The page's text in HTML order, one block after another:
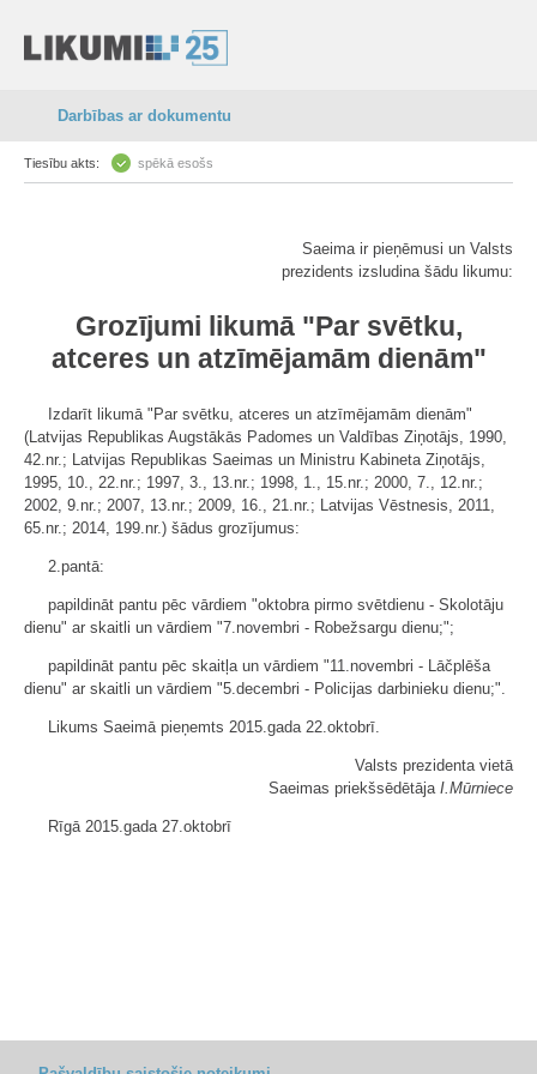
Darbības ar dokumentu
Tiesību akts: spēkā esošs
Saeima ir pieņēmusi un Valsts
prezidents izsludina šādu likumu:
Grozījumi likumā "Par svētku,
atceres un atzīmējamām dienām"
Izdarīt likumā "Par svētku, atceres un atzīmējamām dienām"
(Latvijas Republikas Augstākās Padomes un Valdības Ziņotājs, 1990,
42.nr.; Latvijas Republikas Saeimas un Ministru Kabineta Ziņotājs,
1995, 10., 22.nr.; 1997, 3., 13.nr.; 1998, 1., 15.nr.; 2000, 7., 12.nr.;
2002, 9.nr.; 2007, 13.nr.; 2009, 16., 21.nr.; Latvijas Vēstnesis, 2011,
65.nr.; 2014, 199.nr.) šādus grozījumus:
2.pantā:
papildināt pantu pēc vārdiem "oktobra pirmo svētdienu - Skolotāju
dienu" ar skaitli un vārdiem "7.novembri - Robežsargu dienu;";
papildināt pantu pēc skaitļa un vārdiem "11.novembri - Lāčplēša
dienu" ar skaitli un vārdiem "5.decembri - Policijas darbinieku dienu;".
Likums Saeimā pieņemts 2015.gada 22.oktobrī.
Valsts prezidenta vietā
Saeimas priekšsēdētāja I.Mūrniece
Rīgā 2015.gada 27.oktobrī